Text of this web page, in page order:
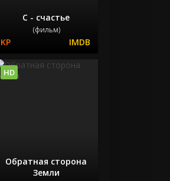
С - счастье
(фильм)
Обратная сторона
Земли
HD